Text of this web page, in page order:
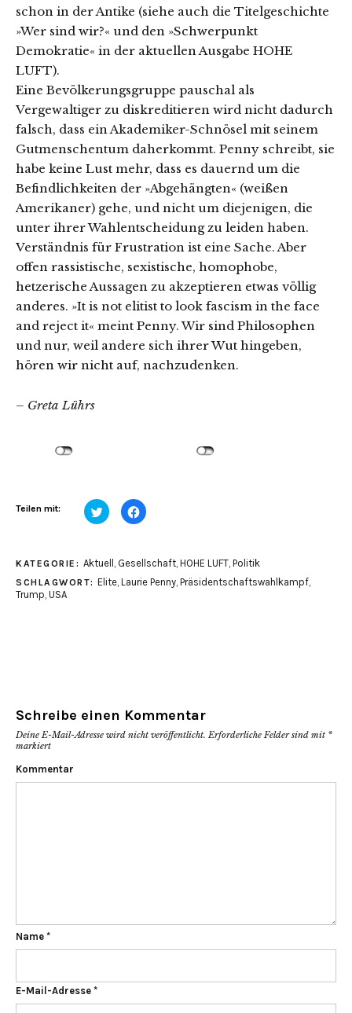
schon in der Antike (siehe auch die Titelgeschichte
»Wer sind wir?« und den »Schwerpunkt
Demokratie« in der aktuellen Ausgabe HOHE
LUFT).
Eine Bevölkerungsgruppe pauschal als
Vergewaltiger zu diskreditieren wird nicht dadurch
falsch, dass ein Akademiker-Schnösel mit seinem
Gutmenschentum daherkommt. Penny schreibt, sie
habe keine Lust mehr, dass es dauernd um die
Befindlichkeiten der »Abgehängten« (weißen
Amerikaner) gehe, und nicht um diejenigen, die
unter ihrer Wahlentscheidung zu leiden haben.
Verständnis für Frustration ist eine Sache. Aber
offen rassistische, sexistische, homophobe,
hetzerische Aussagen zu akzeptieren etwas völlig
anderes. »It is not elitist to look fascism in the face
and reject it« meint Penny.Wir sind Philosophen
und nur, weil andere sich ihrer Wut hingeben,
hören wir nicht auf, nachzudenken.
– Greta Lührs
Teilen mit: Klick,
um
teilen
(Wird
in
neuem
Klick,
um
teilen
(Wird
in
neuem
KATEGORIE: Aktuell Gesellschaft, HOHE LUFT, Politik
SCHLAGWORT: Elite Laurie Penny Präsidentschaftswahlkampf
Trump USA
Schreibe einen Kommentar
Deine E-Mail-Adresse wird nicht veröffentlicht. Erforderliche Felder sind mit *
markiert
Kommentar
Name *
E-Mail-Adresse *